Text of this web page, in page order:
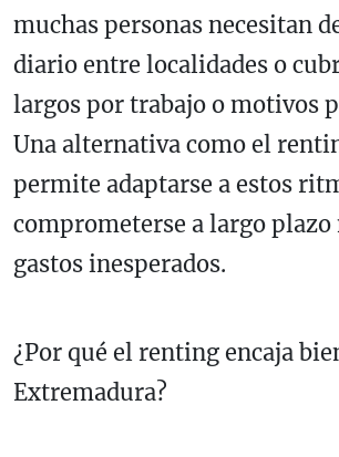
muchas personas necesitan
diario entre localidades o
largos por trabajo o motivos
Una alternativa como el
permite adaptarse a estos
comprometerse a largo
gastos inesperados.
¿Por qué el renting encaja
Extremadura?